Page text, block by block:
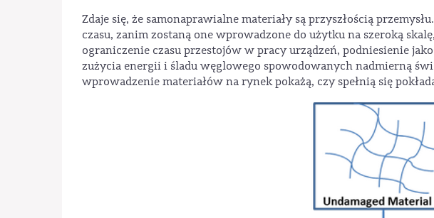
Zdaje się, że samonaprawialne materiały są przyszłością
czasu, zanim zostaną one wprowadzone do użytku na szeroką
ograniczenie czasu przestojów w pracy urządzeń, podniesienie
zużycia energii i śladu węglowego spowodowanych nadmierną
wprowadzenie materiałów na rynek pokażą, czy spełnią się